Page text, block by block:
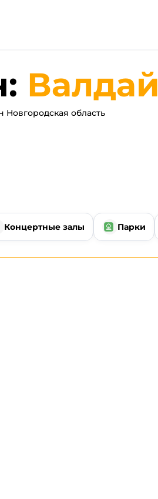
Валдай
область
Концертные залы Парки